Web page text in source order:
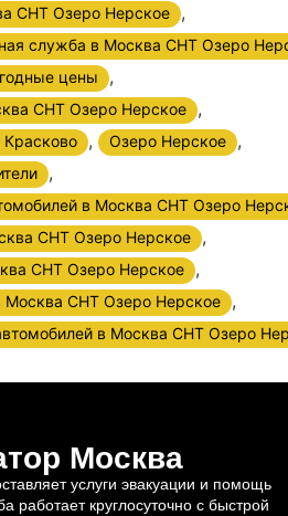
СНТ Озеро Нерское ,
служба в Москва СНТ Озеро
цены ,
СНТ Озеро Нерское ,
Красково , Озеро Нерское ,
,
в Москва СНТ Озеро
СНТ Озеро Нерское
,
СНТ Озеро Нерское ,
Москва СНТ Озеро Нерское ,
в Москва СНТ Озеро
Москва
услуги эвакуации и помощь
работает круглосуточно с быстрой